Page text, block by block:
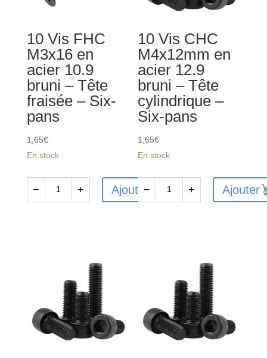
10 Vis FHC
M3x16 en
acier 10.9
bruni – Tête
fraisée – Six-
pans
1,65€
En stock
10.9
bruni
− + Ajouter
10 Vis CHC
M4x12mm en
acier 12.9
bruni – Tête
cylindrique –
Six-pans
1,65€
En stock
12.9
bruni
− + Ajouter